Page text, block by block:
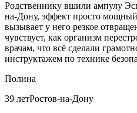
Родственнику вшили ампулу
на-Дону, эффект просто
вызывает у него резкое
чувствует, как организм
врачам, что всё сделали
инструктажем по технике
Полина
39 летРостов-на-Дону